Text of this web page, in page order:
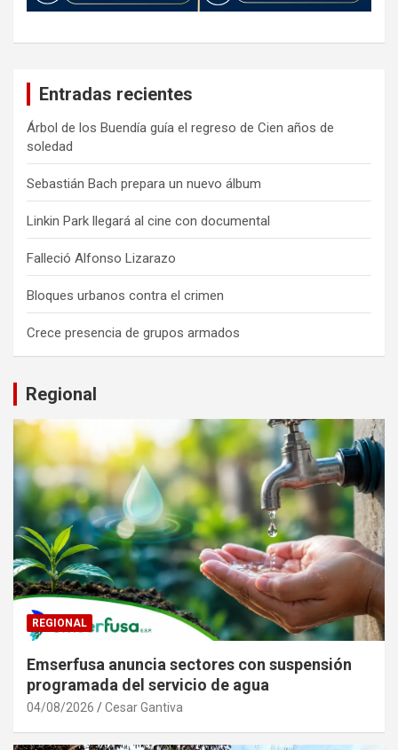
Entradas recientes
Árbol de los Buendía guía el regreso de Cien años de
soledad
Sebastián Bach prepara un nuevo álbum
Linkin Park llegará al cine con documental
Falleció Alfonso Lizarazo
Bloques urbanos contra el crimen
Crece presencia de grupos armados
Regional
REGIONAL
Emserfusa anuncia sectores con suspensión
programada del servicio de agua
04/08/2026 Cesar Gantiva